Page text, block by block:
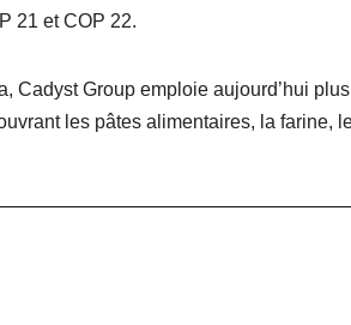
21 et COP 22.
Cadyst Group emploie aujourd’hui
les pâtes alimentaires, la farine,